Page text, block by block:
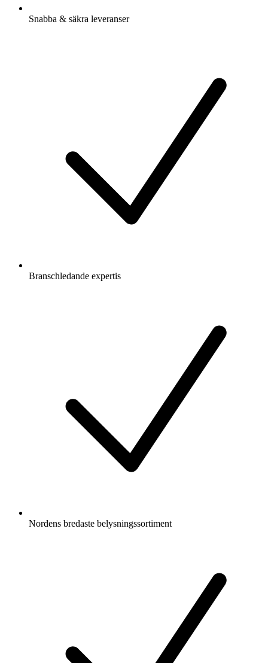
Snabba & säkra leveranser
Branschledande expertis
Nordens bredaste belysningssortiment